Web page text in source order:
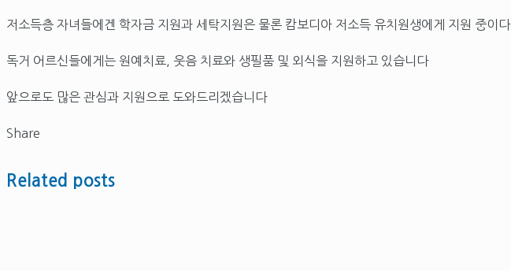
저소득층 자녀들에겐 학자금 지원과 세탁지원은 물론 캄보디아 저소득 유치원생에게 지원 중이다
독거 어르신들에게는 원예치료, 웃음 치료와 생필품 및 외식을 지원하고 있습니다
앞으로도 많은 관심과 지원으로 도와드리겠습니다
Share
Related posts